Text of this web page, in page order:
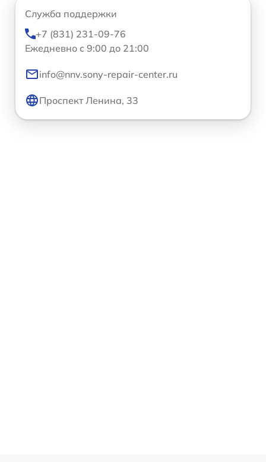
Служба поддержки
+7 (831) 231-09-76
Ежедневно с 9:00 до 21:00
info@nnv.sony-repair-center.ru
Проспект Ленина, 33